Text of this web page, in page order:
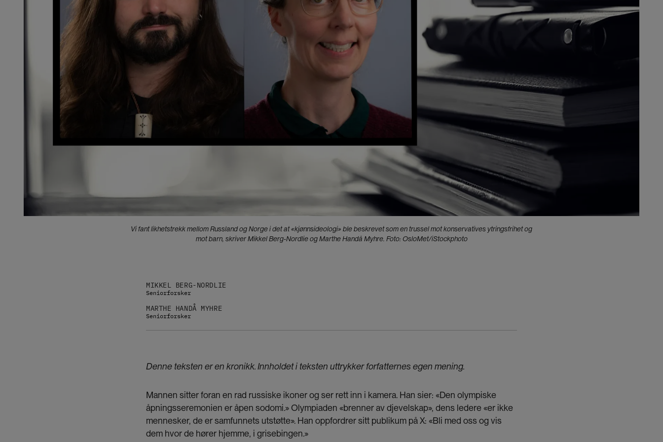
Vi fant likhetstrekk mellom Russland og Norge i det at «kjønnsideologi» ble beskrevet som en trussel mot konservatives ytringsfrihet og
mot barn, skriver Mikkel Berg-Nordlie og Marthe Handå Myhre. Foto: OsloMet/iStockphoto
MIKKEL BERG-NORDLIE
Seniorforsker
MARTHE HANDÅ MYHRE
Seniorforsker
Denne teksten er en kronikk. Inn­holdet i teksten uttrykker forfatternes egen mening.
Mannen sitter foran en rad russiske ikoner og ser rett inn i kamera. Han sier: «Den olympiske
åpningsseremonien er åpen sodomi.» Olympiaden «brenner av djevelskap», dens ledere «er ikke
mennesker, de er samfunnets utstøtte». Han oppfordrer sitt publikum på X: «Bli med oss og vis
dem hvor de hører hjemme, i grisebingen.»